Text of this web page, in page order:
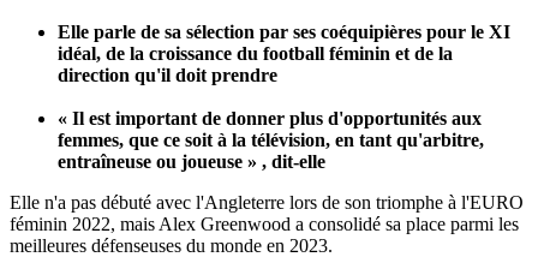
Elle parle de sa sélection par ses coéquipières pour le XI
idéal, de la croissance du football féminin et de la
direction qu'il doit prendre
« Il est important de donner plus d'opportunités aux
femmes, que ce soit à la télévision, en tant qu'arbitre,
entraîneuse ou joueuse » , dit-elle
Elle n'a pas débuté avec l'Angleterre lors de son triomphe à l'EURO
féminin 2022, mais Alex Greenwood a consolidé sa place parmi les
meilleures défenseuses du monde en 2023.